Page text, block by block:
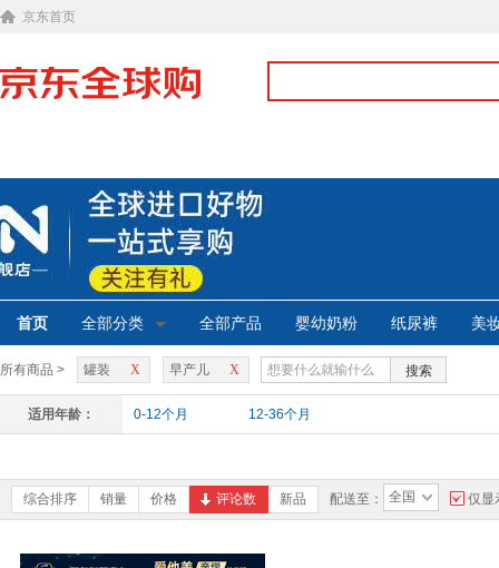
京东首页
首页 全部分类 全部产品 婴幼奶粉 纸尿裤 美
所有商品 > X
罐装 X
早产儿 搜索
适用年龄： 0-12个月 12-36个月
综合排序 销量 价格 评论数 新品 配送至： 全国 仅显